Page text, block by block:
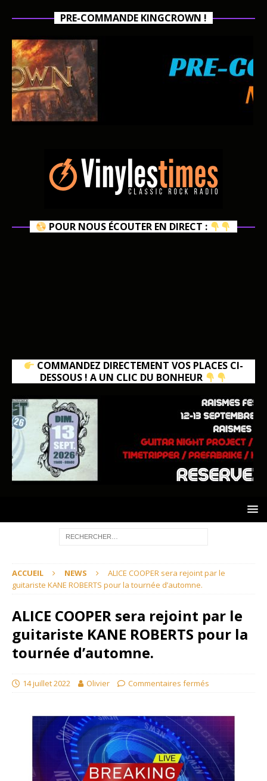
PRE-COMMANDE KINGCROWN !
POUR NOUS ÉCOUTER EN DIRECT :
COMMANDEZ DIRECTEMENT VOS PLACES CI-
DESSOUS ! A UN CLIC DU BONHEUR
ACCUEIL NEWS
ALICE COOPER sera rejoint par le
guitariste KANE ROBERTS pour la tournée d’automne.
ALICE COOPER sera rejoint par le
guitariste KANE ROBERTS pour la
tournée d’automne.
14 juillet 2022 Olivier Commentaires fermés